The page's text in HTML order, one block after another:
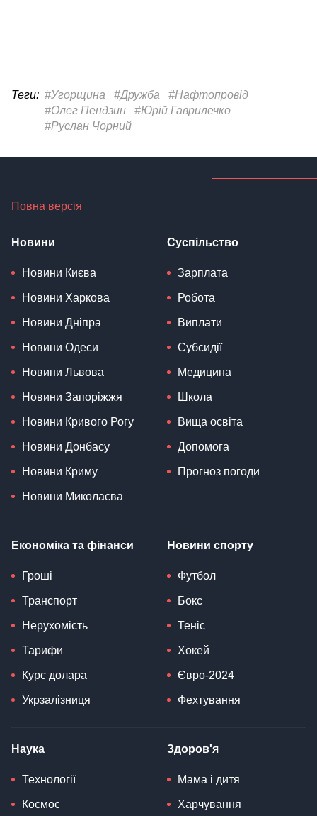
Теги: #Угорщина #Дружба
#Нафтопровід
#Олег Пендзин
#Юрій Гаврилечко
#Руслан Чорний
Повна версія
Новини
Новини Києва
Новини Харкова
Новини Дніпра
Новини Одеси
Новини Львова
Новини Запоріжжя
Новини Кривого Рогу
Новини Донбасу
Новини Криму
Новини Миколаєва
Суспільство
Зарплата
Робота
Виплати
Субсидії
Медицина
Школа
Вища освіта
Допомога
Прогноз погоди
Економіка та фінанси
Гроші
Транспорт
Нерухомість
Тарифи
Курс долара
Укрзалізниця
Новини спорту
Футбол
Бокс
Теніс
Хокей
Євро-2024
Фехтування
Наука
Технології
Космос
Здоров'я
Мама і дитя
Харчування